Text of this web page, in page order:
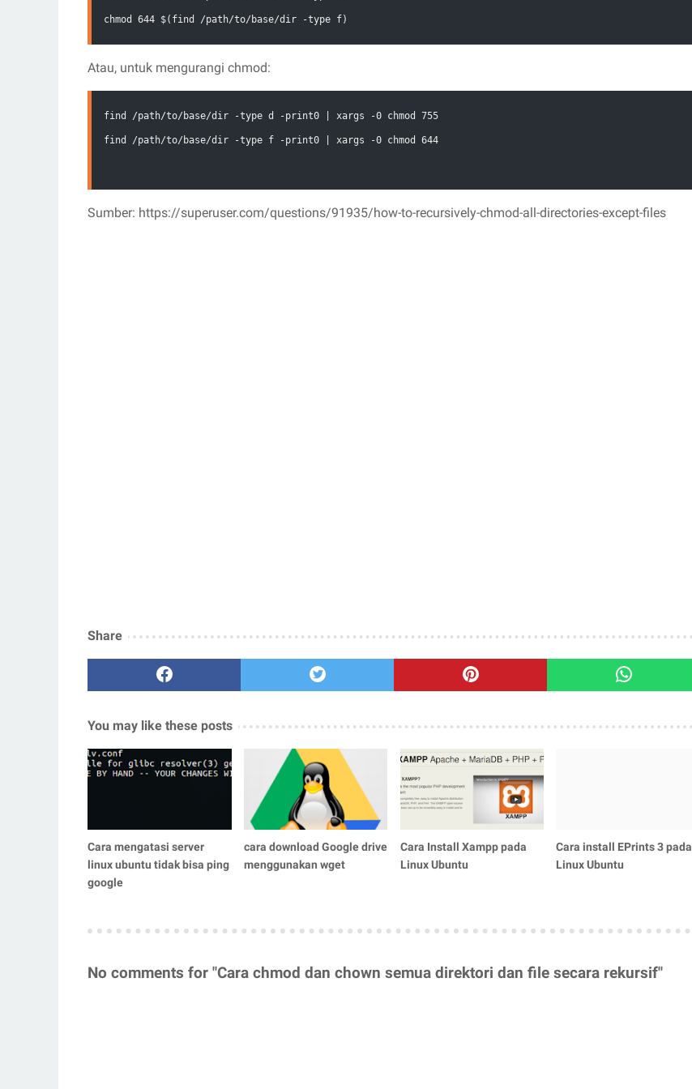
chmod 644 $(find /path/to/base/dir -type f)
Atau, untuk mengurangi chmod:
find /path/to/base/dir -type d -print0 | xargs -0 chmod 755
find /path/to/base/dir -type f -print0 | xargs -0 chmod 644
Sumber: https://superuser.com/questions/91935/how-to-recursively-chmod-all-directories-except-files
Share
You may like these posts
Cara mengatasi server
linux ubuntu tidak bisa ping
google
cara download Google drive
menggunakan wget
Cara Install Xampp pada
Linux Ubuntu
Cara install EPrints 3 pada
Linux Ubuntu
No comments for "Cara chmod dan chown semua direktori dan file secara rekursif"